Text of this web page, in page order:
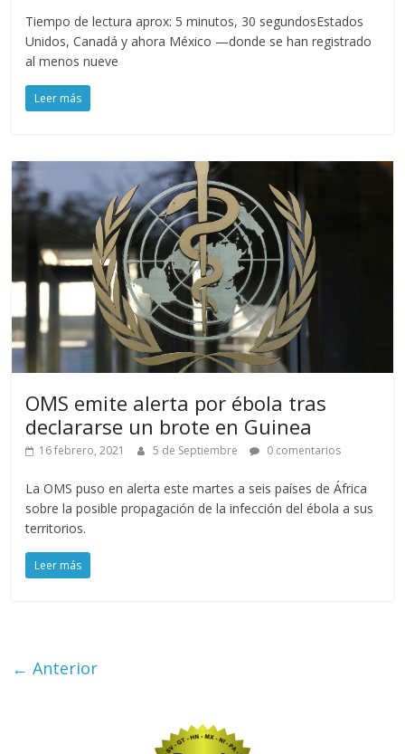
Tiempo de lectura aprox: 5 minutos, 30 segundosEstados
Unidos, Canadá y ahora México —donde se han registrado
al menos nueve
Leer más
OMS emite alerta por ébola tras
declararse un brote en Guinea
16 febrero, 2021 5 de Septiembre 0 comentarios
La OMS puso en alerta este martes a seis países de África
sobre la posible propagación de la infección del ébola a sus
territorios.
Leer más
← Anterior